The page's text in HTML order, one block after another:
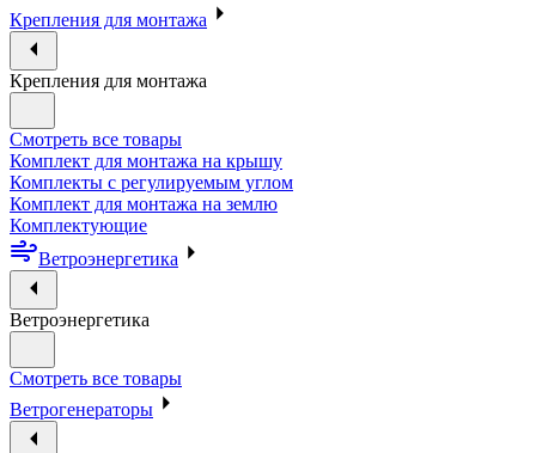
Крепления для монтажа
Крепления для монтажа
Смотреть все товары
Комплект для монтажа на крышу
Комплекты с регулируемым углом
Комплект для монтажа на землю
Комплектующие
Ветроэнергетика
Ветроэнергетика
Смотреть все товары
Ветрогенераторы